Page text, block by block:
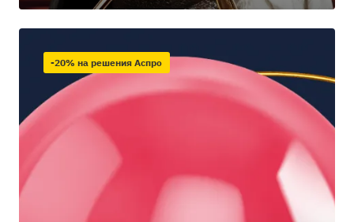
-20% на решения Аспро